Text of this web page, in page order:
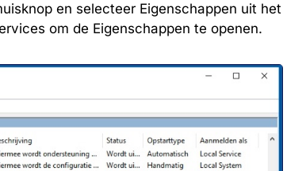
en selecteer Eigenschappen uit het
om de Eigenschappen te openen.